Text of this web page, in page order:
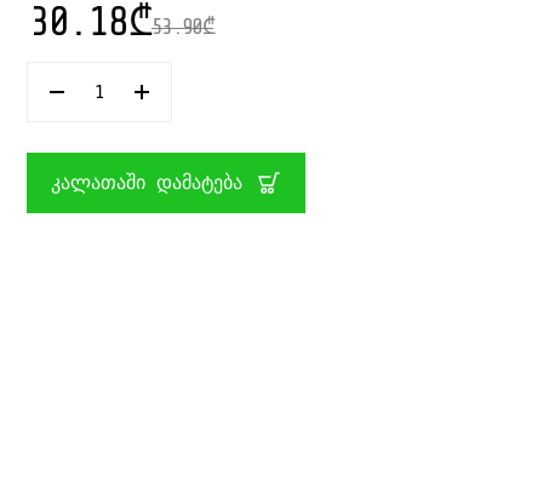
53.90₾
30.18₾
ᲠᲐᲝᲓᲔᲜᲝᲑᲐ:
ᲜᲐᲬᲘᲚᲘᲗ
DAY
NURSERY
ᲙᲐᲚᲐᲗᲐᲨᲘ ᲓᲐᲛᲐᲢᲔᲑᲐ